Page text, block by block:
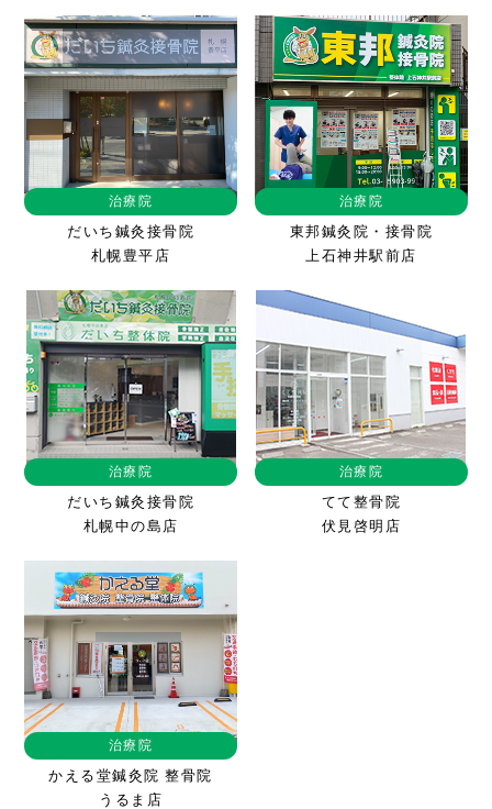
治療院
だいち鍼灸接骨院
札幌豊平店
治療院
東邦鍼灸院・接骨院
上石神井駅前店
治療院
だいち鍼灸接骨院
札幌中の島店
治療院
てて整骨院
伏見啓明店
治療院
かえる堂鍼灸院 整骨院
うるま店